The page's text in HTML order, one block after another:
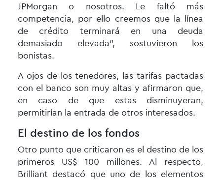
JPMorgan o nosotros. Le faltó más
competencia, por ello creemos que la línea
de crédito terminará en una deuda
demasiado elevada”, sostuvieron los
bonistas.
A ojos de los tenedores, las tarifas pactadas
con el banco son muy altas y afirmaron que,
en caso de que estas disminuyeran,
permitirían la entrada de otros interesados.
El destino de los fondos
Otro punto que criticaron es el destino de los
primeros US$ 100 millones. Al respecto,
Brilliant destacó que uno de los elementos